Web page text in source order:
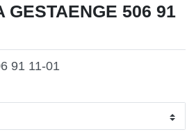
GESTAENGE 506 91
91 11-01